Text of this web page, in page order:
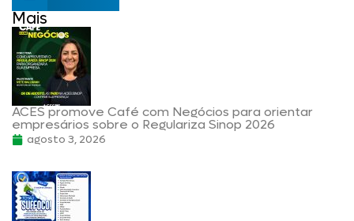
Mais
ACES promove Café com Negócios para orientar
empresários sobre o Regulariza Sinop 2026
agosto 3, 2026